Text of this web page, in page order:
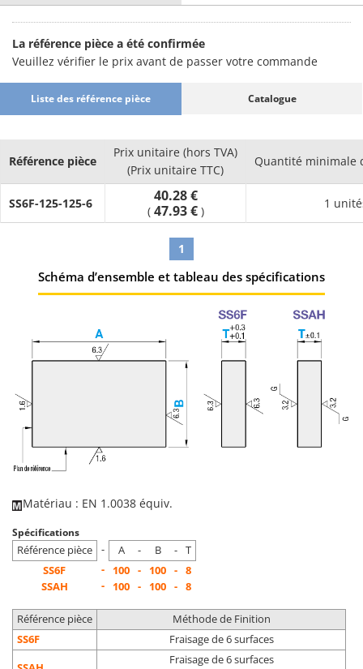
La référence pièce a été confirmée
Veuillez vérifier le prix avant de passer votre commande
Liste des référence pièce Catalogue
Référence pièce
Prix unitaire (hors TVA)
(Prix unitaire TTC)
Quantité minimale
SS6F-125-125-6 40.28 €
( 47.93 € )
1
1
Schéma d’ensemble et tableau des spécifications
Matériau : EN 1.0038 équiv.
Spécifications
Référence pièce
- A - B - T
SS6F
SSAH
-
-
100
100
-
-
100
100
-
-
8
8
Référence pièce
Méthode de Finition
SS6F
Fraisage de 6 surfaces
Fraisage de 6 surfaces